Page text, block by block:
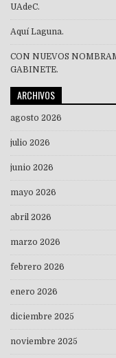
UAdeC.
Aquí Laguna.
CON NUEVOS
GABINETE.
ARCHIVOS
agosto 2026
julio 2026
junio 2026
mayo 2026
abril 2026
marzo 2026
febrero 2026
enero 2026
diciembre 2025
noviembre 2025